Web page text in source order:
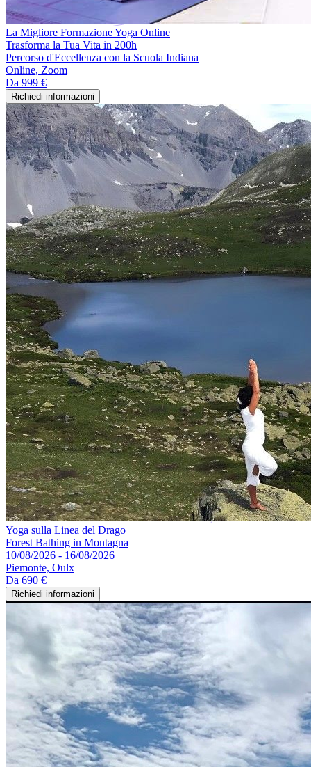
La Migliore Formazione Yoga Online
Trasforma la Tua Vita in 200h
Percorso d'Eccellenza con la Scuola Indiana
Online, Zoom
Da 999 €
Richiedi informazioni
Yoga sulla Linea del Drago
Forest Bathing in Montagna
10/08/2026 - 16/08/2026
Piemonte, Oulx
Da 690 €
Richiedi informazioni